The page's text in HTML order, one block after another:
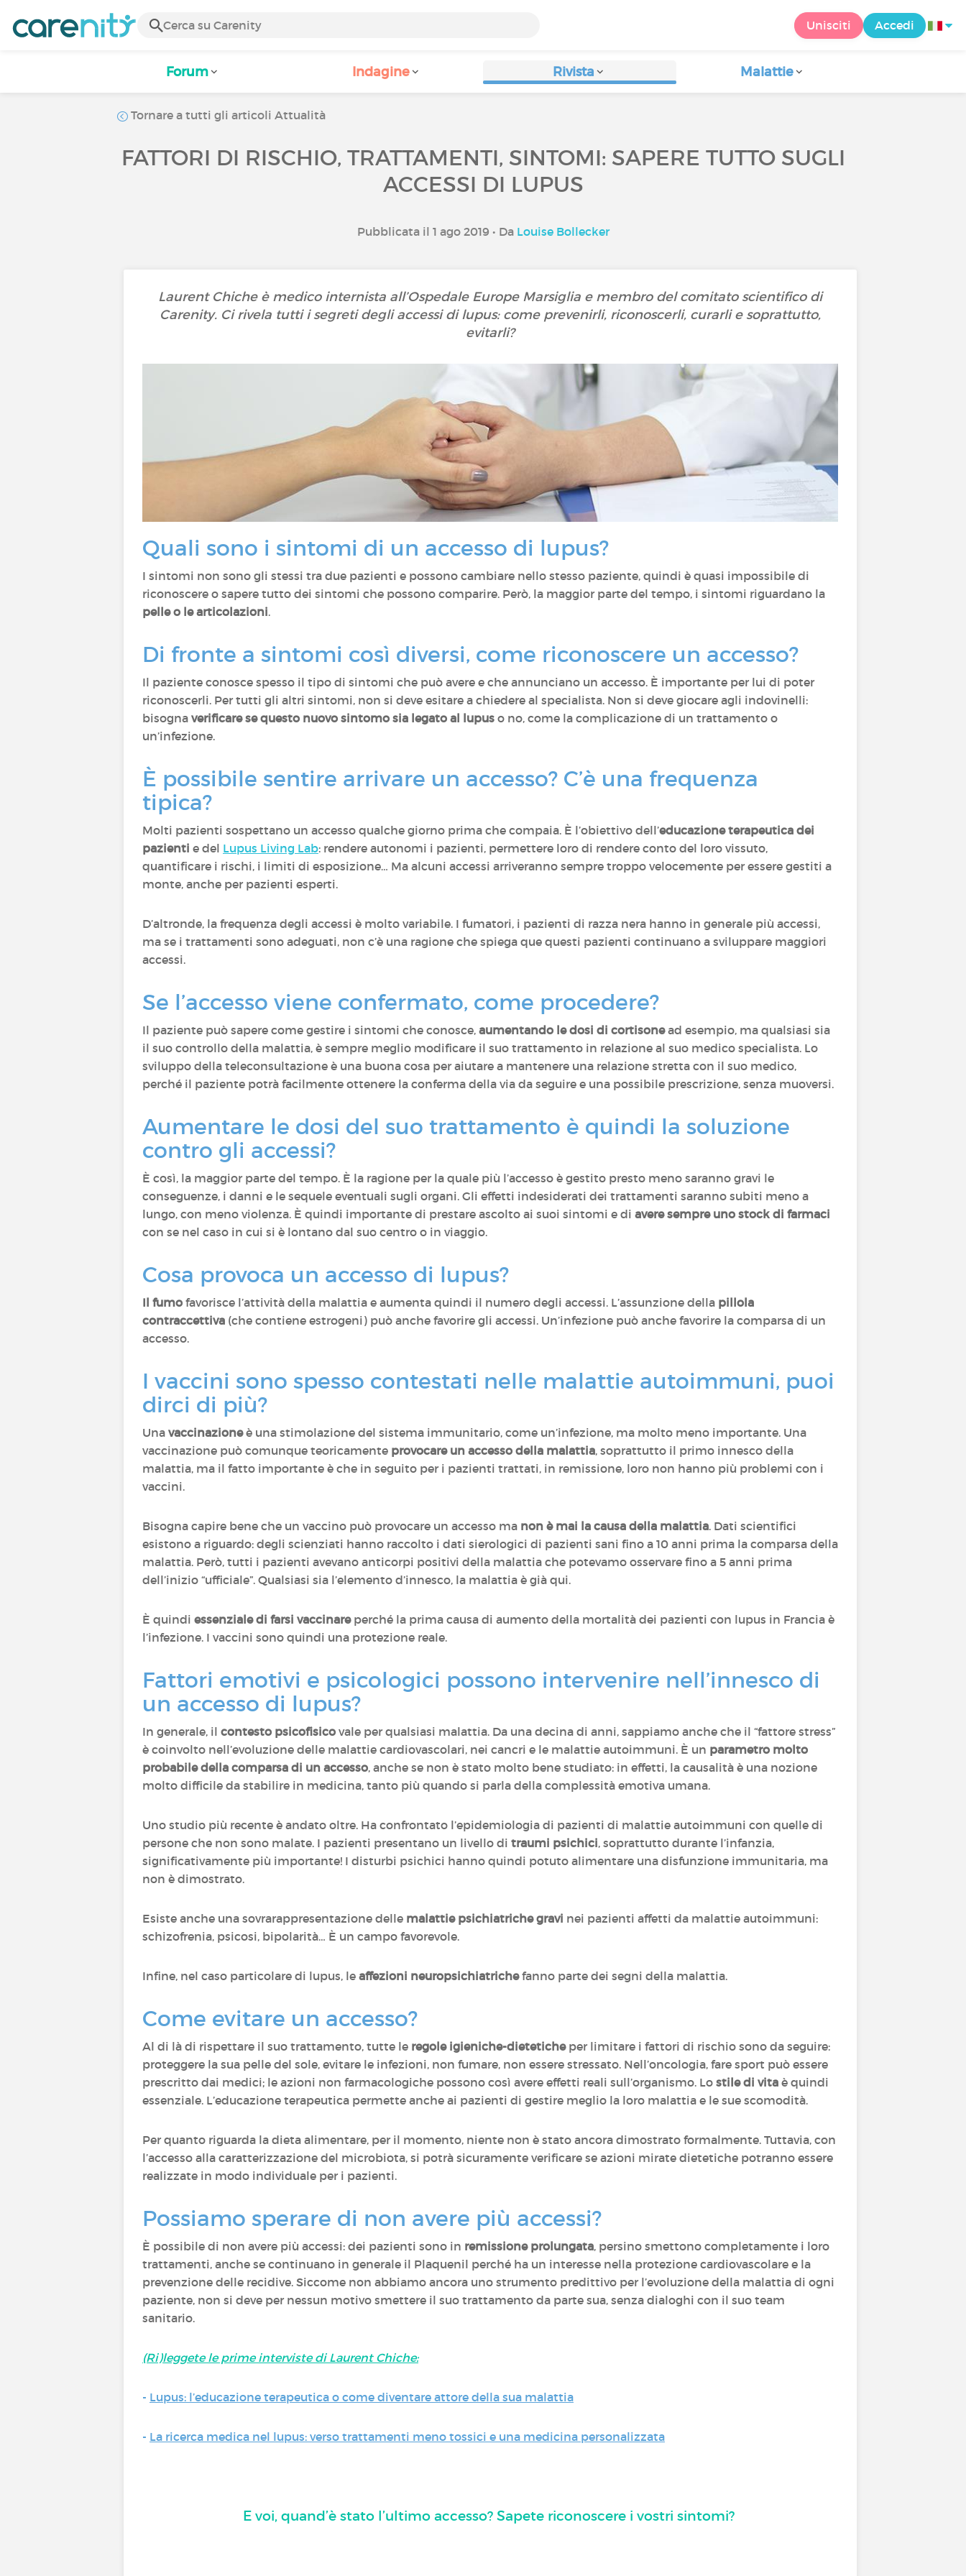
Unisciti Accedi
Forum Indagine Rivista Malattie
Tornare a tutti gli articoli Attualità
FATTORI DI RISCHIO, TRATTAMENTI, SINTOMI: SAPERE TUTTO SUGLI
ACCESSI DI LUPUS
Pubblicata il 1 ago 2019 • Da Louise Bollecker
Laurent Chiche è medico internista all’Ospedale Europe Marsiglia e membro del comitato scientifico di
Carenity. Ci rivela tutti i segreti degli accessi di lupus: come prevenirli, riconoscerli, curarli e soprattutto,
evitarli?
Quali sono i sintomi di un accesso di lupus?
I sintomi non sono gli stessi tra due pazienti e possono cambiare nello stesso paziente, quindi è quasi impossibile di
riconoscere o sapere tutto dei sintomi che possono comparire. Però, la maggior parte del tempo, i sintomi riguardano la
pelle o le articolazioni.
Di fronte a sintomi così diversi, come riconoscere un accesso?
Il paziente conosce spesso il tipo di sintomi che può avere e che annunciano un accesso. È importante per lui di poter
riconoscerli. Per tutti gli altri sintomi, non si deve esitare a chiedere al specialista. Non si deve giocare agli indovinelli:
bisogna verificare se questo nuovo sintomo sia legato al lupus o no, come la complicazione di un trattamento o
un’infezione.
È possibile sentire arrivare un accesso? C’è una frequenza
tipica?
Molti pazienti sospettano un accesso qualche giorno prima che compaia. È l’obiettivo dell’educazione terapeutica dei
pazienti e del Lupus Living Lab: rendere autonomi i pazienti, permettere loro di rendere conto del loro vissuto,
quantificare i rischi, i limiti di esposizione… Ma alcuni accessi arriveranno sempre troppo velocemente per essere gestiti a
monte, anche per pazienti esperti.
D’altronde, la frequenza degli accessi è molto variabile. I fumatori, i pazienti di razza nera hanno in generale più accessi,
ma se i trattamenti sono adeguati, non c’è una ragione che spiega que questi pazienti continuano a sviluppare maggiori
accessi.
Se l’accesso viene confermato, come procedere?
Il paziente può sapere come gestire i sintomi che conosce, aumentando le dosi di cortisonead esempio, ma qualsiasi sia
il suo controllo della malattia, è sempre meglio modificare il suo trattamento in relazione al suo medico specialista. Lo
sviluppo della teleconsultazione è una buona cosa per aiutare a mantenere una relazione stretta con il suo medico,
perché il paziente potrà facilmente ottenere la conferma della via da seguire e una possibile prescrizione, senza muoversi.
Aumentare le dosi del suo trattamento è quindi la soluzione
contro gli accessi?
È così, la maggior parte del tempo. È la ragione per la quale più l’accesso è gestito presto meno saranno gravi le
conseguenze, i danni e le sequele eventuali sugli organi. Gli effetti indesiderati dei trattamenti saranno subiti meno a
lungo, con meno violenza. È quindi importante di prestare ascolto ai suoi sintomi e di avere sempre uno stock di farmaci
con se nel caso in cui si è lontano dal suo centro o in viaggio.
Cosa provoca un accesso di lupus?
Il fumo favorisce l’attività della malattia e aumenta quindi il numero degli accessi. L’assunzione della pillola
contraccettiva (che contiene estrogeni) può anche favorire gli accessi. Un’infezione può anche favorire la comparsa di un
accesso.
I vaccini sono spesso contestati nelle malattie autoimmuni, puoi
dirci di più?
Una vaccinazioneè una stimolazione del sistema immunitario, come un’infezione, ma molto meno importante. Una
vaccinazione può comunque teoricamente provocare un accesso della malattia, soprattutto il primo innesco della
malattia, ma il fatto importante è che in seguito per i pazienti trattati, in remissione, loro non hanno più problemi con i
vaccini.
Bisogna capire bene che un vaccino può provocare un accesso ma non è mai la causa della malattia. Dati scientifici
esistono a riguardo: degli scienziati hanno raccolto i dati sierologici di pazienti sani fino a 10 anni prima la comparsa della
malattia. Però, tutti i pazienti avevano anticorpi positivi della malattia che potevamo osservare fino a 5 anni prima
dell’inizio “ufficiale”. Qualsiasi sia l’elemento d’innesco, la malattia è già qui.
È quindi essenziale di farsi vaccinareperché la prima causa di aumento della mortalità dei pazienti con lupus in Francia è
l’infezione. I vaccini sono quindi una protezione reale.
Fattori emotivi e psicologici possono intervenire nell’innesco di
un accesso di lupus?
In generale, il contesto psicofisico vale per qualsiasi malattia. Da una decina di anni, sappiamo anche che il “fattore stress”
è coinvolto nell’evoluzione delle malattie cardiovascolari, nei cancri e le malattie autoimmuni. È un parametro molto
probabile della comparsa di un accesso, anche se non è stato molto bene studiato: in effetti, la causalità è una nozione
molto difficile da stabilire in medicina, tanto più quando si parla della complessità emotiva umana.
Uno studio più recente è andato oltre. Ha confrontato l’epidemiologia di pazienti di malattie autoimmuni con quelle di
persone che non sono malate. I pazienti presentano un livello di traumi psichici, soprattutto durante l’infanzia,
significativamente più importante! I disturbi psichici hanno quindi potuto alimentare una disfunzione immunitaria, ma
non è dimostrato.
Esiste anche una sovrarappresentazione delle malattie psichiatriche gravi nei pazienti affetti da malattie autoimmuni:
schizofrenia, psicosi, bipolarità… È un campo favorevole.
Infine, nel caso particolare di lupus, le affezioni neuropsichiatrichefanno parte dei segni della malattia.
Come evitare un accesso?
Al di là di rispettare il suo trattamento, tutte le regole igieniche-dieteticheper limitare i fattori di rischio sono da seguire:
proteggere la sua pelle del sole, evitare le infezioni, non fumare, non essere stressato. Nell’oncologia, fare sport può essere
prescritto dai medici; le azioni non farmacologiche possono così avere effetti reali sull’organismo. Lo stile di vita è quindi
essenziale. L’educazione terapeutica permette anche ai pazienti di gestire meglio la loro malattia e le sue scomodità.
Per quanto riguarda la dieta alimentare, per il momento, niente non è stato ancora dimostrato formalmente. Tuttavia, con
l’accesso alla caratterizzazione del microbiota, si potrà sicuramente verificare se azioni mirate dietetiche potranno essere
realizzate in modo individuale per i pazienti.
Possiamo sperare di non avere più accessi?
È possibile di non avere più accessi: dei pazienti sono in remissione prolungata, persino smettono completamente i loro
trattamenti, anche se continuano in generale il Plaquenil perché ha un interesse nella protezione cardiovascolare e la
prevenzione delle recidive. Siccome non abbiamo ancora uno strumento predittivo per l’evoluzione della malattia di ogni
paziente, non si deve per nessun motivo smettere il suo trattamento da parte sua, senza dialoghi con il suo team
sanitario.
(Ri)leggete le prime interviste di Laurent Chiche:
- Lupus: l’educazione terapeutica o come diventare attore della sua malattia
- La ricerca medica nel lupus: verso trattamenti meno tossici e una medicina personalizzata
E voi, quand’è stato l’ultimo accesso? Sapete riconoscere i vostri sintomi?